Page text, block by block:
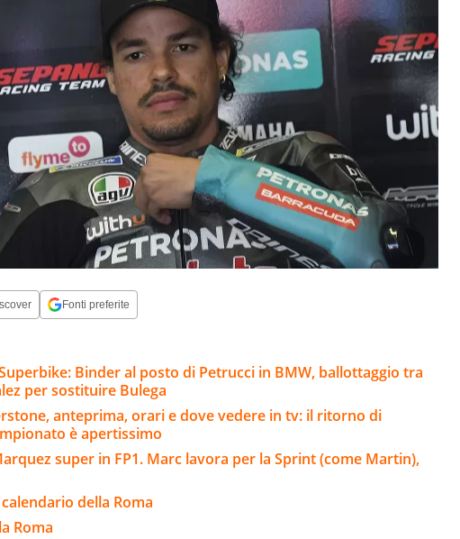
Fonti preferite
Binder al posto di Petrucci in BMW, ballottaggio tra
per sostituire Bulega
anteprima, orari e dove vedere in tv: il ritorno di
è apertissimo
super in FP1. Marc lavora per la Sprint (come Martin),
della Roma
Roma